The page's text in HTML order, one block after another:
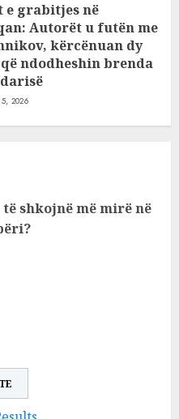
e grabitjes në
Autorët u futën me
kërcënuan dy
ndodheshin brenda
2026
shkojnë më mirë në